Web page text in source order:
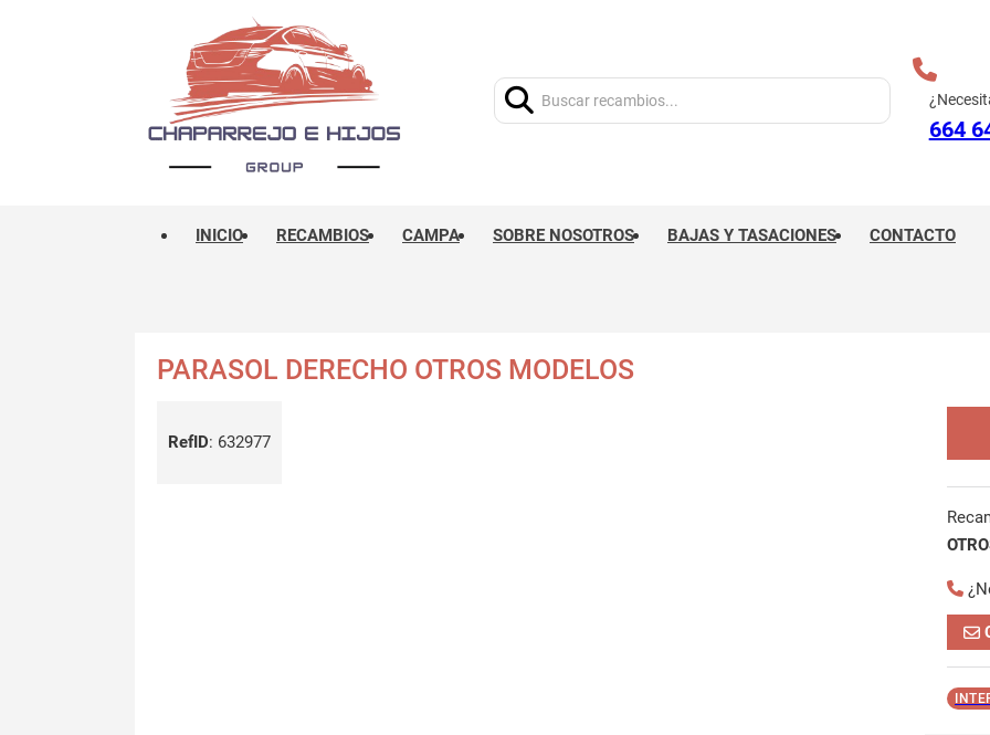
664
INICIO RECAMBIOS CAMPA SOBRE NOSOTROS BAJAS Y TASACIONES CONTACTO
PARASOL DERECHO OTROS MODELOS
RefID: 632977